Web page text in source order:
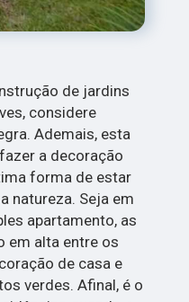
de jardins
considere
Ademais, esta
a decoração
forma de estar
natureza. Seja em
apartamento, as
em alta entre os
de casa e
verdes. Afinal, é o